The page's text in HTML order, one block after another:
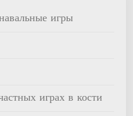
игры
играх в кости